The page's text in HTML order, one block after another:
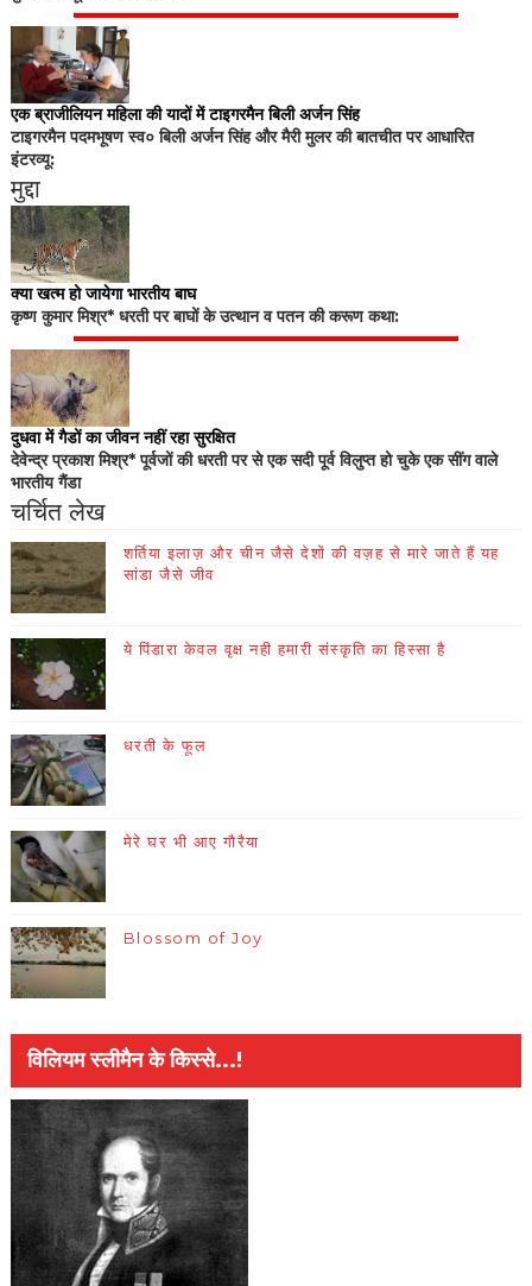
एक ब्राजीलियन महिला की यादों में टाइगरमैन बिली अर्जन सिंह
टाइगरमैन पदमभूषण स्व० बिली अर्जन सिंह और मैरी मुलर की बातचीत पर आधारित
इंटरव्यू:
मुद्दा
क्या खत्म हो जायेगा भारतीय बाघ
कृष्ण कुमार मिश्र* धरती पर बाघों के उत्थान व पतन की करूण कथा:
दुधवा में गैडों का जीवन नहीं रहा सुरक्षित
देवेन्द्र प्रकाश मिश्र* पूर्वजों की धरती पर से एक सदी पूर्व विलुप्त हो चुके एक सींग वाले
भारतीय गैंडा
चर्चित लेख
शर्तिया इलाज़ और चीन जैसे देशों की वज़ह से मारे जाते हैं यह
सांडा जैसे जीव
ये पिंडारा केवल वृक्ष नही हमारी संस्कृति का हिस्सा है
धरती के फूल
मेरे घर भी आए गौरैया
Blossom of Joy
विलियम स्लीमैन के किस्से...!